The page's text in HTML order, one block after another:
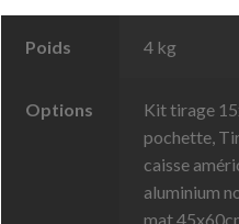
Poids 4 kg
Options
Kit tirage
pochette,
caisse
aluminium
mat